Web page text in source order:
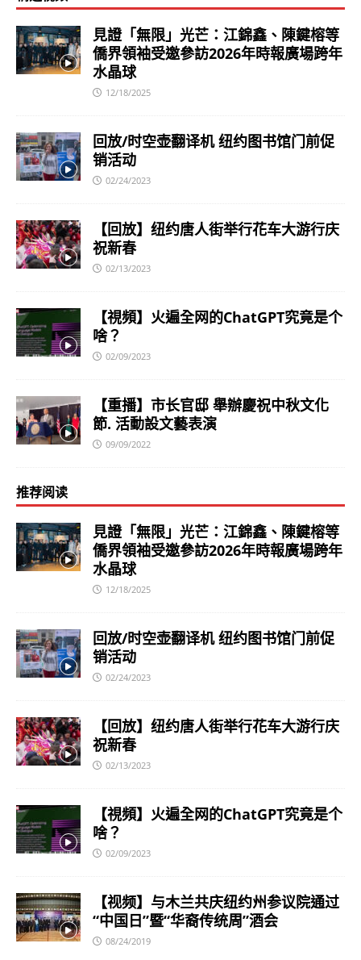
見證「無限」光芒：江錦鑫、陳鍵榕等
僑界領袖受邀參訪2026年時報廣場跨年
水晶球
12/18/2025
回放/时空壶翻译机 纽约图书馆门前促
销活动
02/24/2023
【回放】纽约唐人街举行花车大游行庆
祝新春
02/13/2023
【視頻】火遍全网的ChatGPT究竟是个
啥？
02/09/2023
【重播】市长官邸 舉辦慶祝中秋文化
節. 活動設文藝表演
09/09/2022
推荐阅读
見證「無限」光芒：江錦鑫、陳鍵榕等
僑界領袖受邀參訪2026年時報廣場跨年
水晶球
12/18/2025
回放/时空壶翻译机 纽约图书馆门前促
销活动
02/24/2023
【回放】纽约唐人街举行花车大游行庆
祝新春
02/13/2023
【視頻】火遍全网的ChatGPT究竟是个
啥？
02/09/2023
【视频】与木兰共庆纽约州参议院通过
“中国日”暨“华裔传统周”酒会
08/24/2019